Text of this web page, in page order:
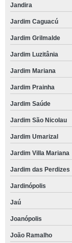
Jandira
Jardim Caguacú
Jardim Grilmalde
Jardim Luzitânia
Jardim Mariana
Jardim Prainha
Jardim Saúde
Jardim São Nicolau
Jardim Umarizal
Jardim Villa Mariana
Jardim das Perdizes
Jardinópolis
Jaú
Joanópolis
João Ramalho